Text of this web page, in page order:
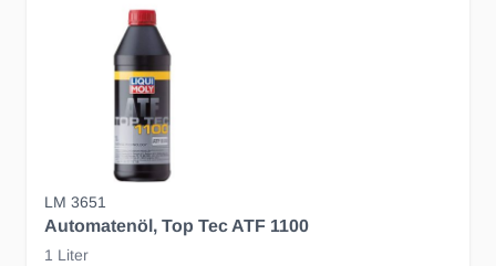
LM 3651
Automatenöl, Top Tec ATF 1100
1 Liter